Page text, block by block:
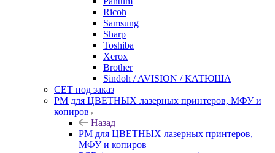
Ricoh
Samsung
Sharp
Toshiba
Xerox
Brother
Sindoh / AVISION / КАТЮША
CET под заказ
РМ для ЦВЕТНЫХ лазерных принтеров, МФУ и
копиров
Назад
РМ для ЦВЕТНЫХ лазерных принтеров,
МФУ и копиров